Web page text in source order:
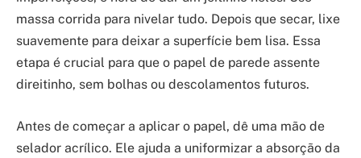
massa corrida para nivelar tudo. Depois que secar, lixe
suavemente para deixar a superfície bem lisa. Essa
etapa é crucial para que o papel de parede assente
direitinho, sem bolhas ou descolamentos futuros.
Antes de começar a aplicar o papel, dê uma mão de
selador acrílico. Ele ajuda a uniformizar a absorção da